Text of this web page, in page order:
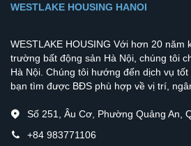
WESTLAKE HOUSING HANOI
WESTLAKE HOUSING Với hơn 20 năm
trường bất động sản Hà Nội, chúng tôi
Hà Nội. Chúng tôi hướng đến dịch vụ
bạn tìm được BĐS phù hợp về vị trí,
Số 251, Âu Cơ, Phường Quảng An,
+84 983771106